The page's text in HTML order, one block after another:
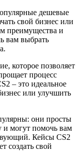
дешевые
свой бизнес или
преимущества и
вам выбрать
которое позволяет
процесс
– это идеальное
или улучшить
они просты
и могут помочь вам
Кейсы CS2
создать свой